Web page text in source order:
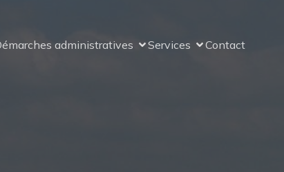
administratives Services Contact